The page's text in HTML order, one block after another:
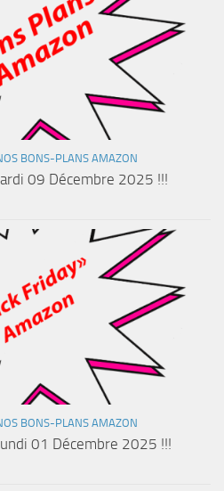
BONS-PLANS AMAZON
09 Décembre 2025 !!!
BONS-PLANS AMAZON
01 Décembre 2025 !!!